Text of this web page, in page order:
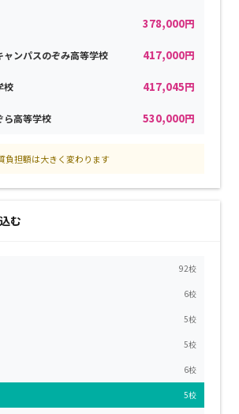
378,000円
ャンパスのぞみ高等学校 417,000円
校 417,045円
ら高等学校 530,000円
負担額は大きく変わります
む
92校
6校
5校
5校
6校
5校